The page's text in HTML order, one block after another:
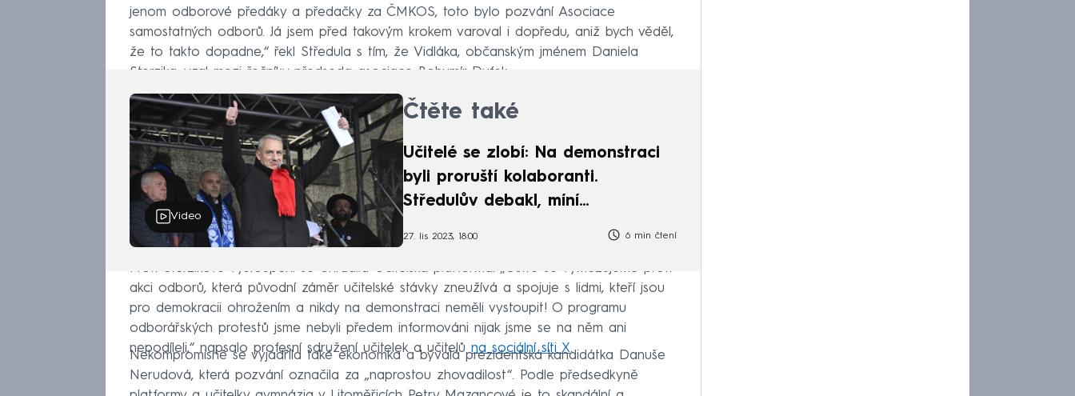
jenom odborové předáky a předačky za ČMKOS, toto bylo pozvání Asociace
samostatných odborů. Já jsem před takovým krokem varoval i dopředu, aniž bych věděl,
že to takto dopadne,“ řekl Středula s tím, že Vidláka, občanským jménem Daniela
Sterzika, vzal mezi řečníky předseda asociace Bohumír Dufek.
Video
Čtěte také
Učitelé se zlobí: Na demonstraci
byli proruští kolaboranti.
Středulův debakl, míní
27. lis 2023, 18:00 6 min čtení
Proti Sterzikově vystoupení se ohradila Učitelská platforma. „Ostře se vymezujeme proti
akci odborů, která původní záměr učitelské stávky zneužívá a spojuje s lidmi, kteří jsou
pro demokracii ohrožením a nikdy na demonstraci neměli vystoupit! O programu
odborářských protestů jsme nebyli předem informováni nijak jsme se na něm ani
nepodíleli,“ napsalo profesní sdružení učitelek a učitelů na sociální síti X.
Nekompromisně se vyjádřila také ekonomka a bývalá prezidentská kandidátka Danuše
Nerudová, která pozvání označila za „naprostou zhovadilost“. Podle předsedkyně